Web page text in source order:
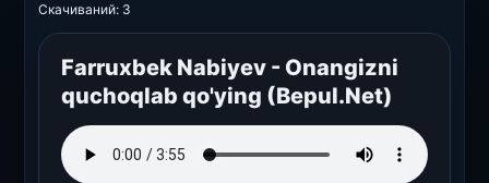
Скачиваний: 3
Farruxbek Nabiyev - Onangizni
quchoqlab qo'ying (Bepul.Net)